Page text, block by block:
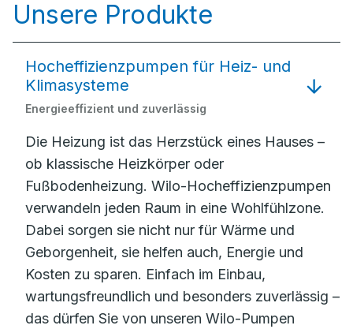
Unsere Produkte
Hocheffizienzpumpen für Heiz- und
Klimasysteme
Energieeffizient und zuverlässig
Die Heizung ist das Herzstück eines Hauses –
ob klassische Heizkörper oder
Fußbodenheizung. Wilo-Hocheffizienzpumpen
verwandeln jeden Raum in eine Wohlfühlzone.
Dabei sorgen sie nicht nur für Wärme und
Geborgenheit, sie helfen auch, Energie und
Kosten zu sparen. Einfach im Einbau,
wartungsfreundlich und besonders zuverlässig –
das dürfen Sie von unseren Wilo-Pumpen